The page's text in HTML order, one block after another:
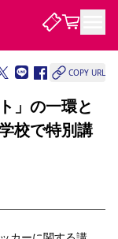
入方法
COPY URL
」の一環と
校で特別講